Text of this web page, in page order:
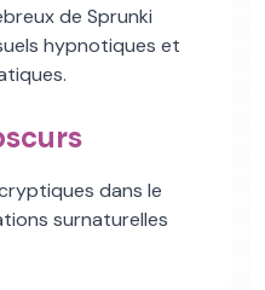
de Sprunki
hypnotiques et
dans le
surnaturelles